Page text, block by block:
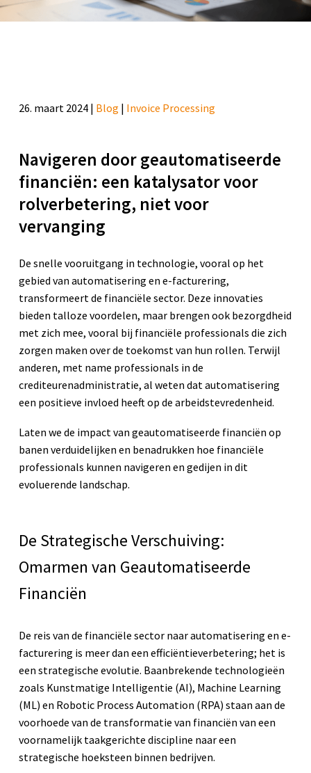
26. maart 2024 | Blog | Invoice Processing
Navigeren door geautomatiseerde
financiën: een katalysator voor
rolverbetering, niet voor
vervanging
De snelle vooruitgang in technologie, vooral op het
gebied van automatisering en e-facturering,
transformeert de financiële sector. Deze innovaties
bieden talloze voordelen, maar brengen ook bezorgdheid
met zich mee, vooral bij financiële professionals die zich
zorgen maken over de toekomst van hun rollen. Terwijl
anderen, met name professionals in de
crediteurenadministratie, al weten dat automatisering
een positieve invloed heeft op de arbeidstevredenheid.
Laten we de impact van geautomatiseerde financiën op
banen verduidelijken en benadrukken hoe financiële
professionals kunnen navigeren en gedijen in dit
evoluerende landschap.
De Strategische Verschuiving:
Omarmen van Geautomatiseerde
Financiën
De reis van de financiële sector naar automatisering en e-
facturering is meer dan een efficiëntieverbetering; het is
een strategische evolutie. Baanbrekende technologieën
zoals Kunstmatige Intelligentie (AI), Machine Learning
(ML) en Robotic Process Automation (RPA) staan aan de
voorhoede van de transformatie van financiën van een
voornamelijk taakgerichte discipline naar een
strategische hoeksteen binnen bedrijven.